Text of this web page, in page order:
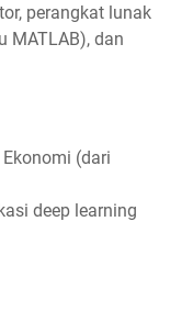
perangkat lunak
MATLAB), dan
(dari
deep learning